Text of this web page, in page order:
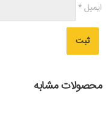
ایمیل*
محصولات مشابه